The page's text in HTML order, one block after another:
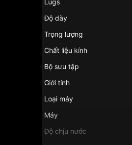
Lugs
Độ dày
Trọng lượng
Chất liệu kính
Bộ sưu tập
Giới tính
Loại máy
Máy
Độ chịu nước